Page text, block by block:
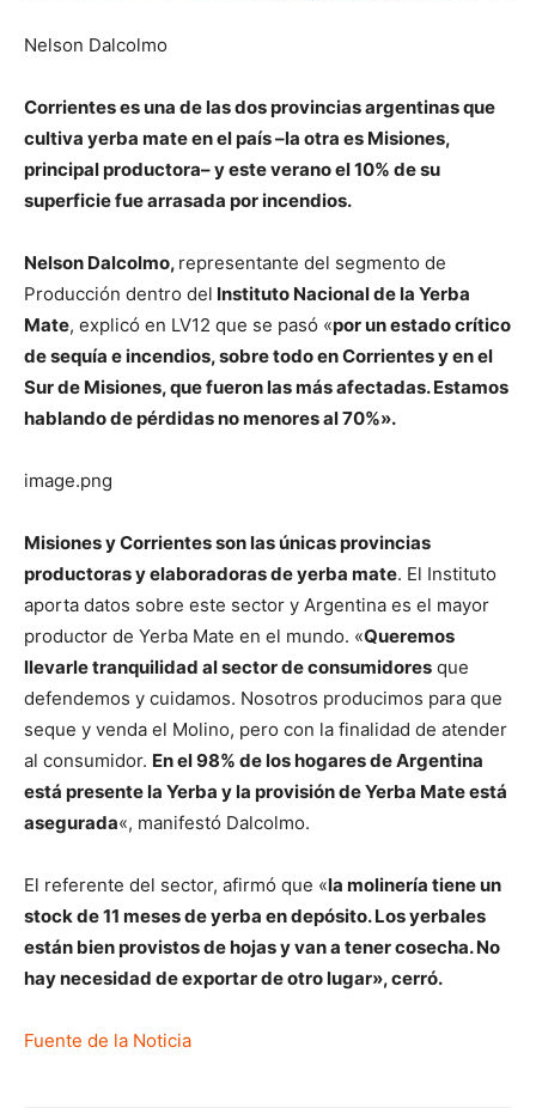
Nelson Dalcolmo
Corrientes es una de las dos provincias argentinas que
cultiva yerba mate en el país –la otra es Misiones,
principal productora– y este verano el 10% de su
superficie fue arrasada por incendios.
Nelson Dalcolmo, representante del segmento de
Producción dentro del Instituto Nacional de la Yerba
Mate, explicó en LV12 que se pasó «por un estado crítico
de sequía e incendios, sobre todo en Corrientes y en el
Sur de Misiones, que fueron las más afectadas. Estamos
hablando de pérdidas no menores al 70%».
image.png
Misiones y Corrientes son las únicas provincias
productoras y elaboradoras de yerba mate. El Instituto
aporta datos sobre este sector y Argentina es el mayor
productor de Yerba Mate en el mundo. «Queremos
llevarle tranquilidad al sector de consumidores que
defendemos y cuidamos. Nosotros producimos para que
seque y venda el Molino, pero con la finalidad de atender
al consumidor. En el 98% de los hogares de Argentina
está presente la Yerba y la provisión de Yerba Mate está
asegurada«, manifestó Dalcolmo.
El referente del sector, afirmó que «la molinería tiene un
stock de 11 meses de yerba en depósito. Los yerbales
están bien provistos de hojas y van a tener cosecha. No
hay necesidad de exportar de otro lugar», cerró.
Fuente de la Noticia